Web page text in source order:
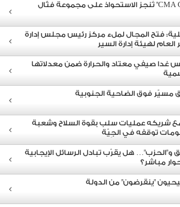
فتح المجال لملء مركز رئيس مجلس إدارة
العام لهيئة إدارة السير
غدا صيفي معتاد والحرارة ضمن معدلاتها
مسيّر فوق الضاحية الجنوبية
شريكه عمليات سلب بقوة السلاح وشعبة
توقفه في الجِيّة
هل يقرّب تبادل الرسائل الإيجابية
مباشر؟
"ينقرضون" من الدولة